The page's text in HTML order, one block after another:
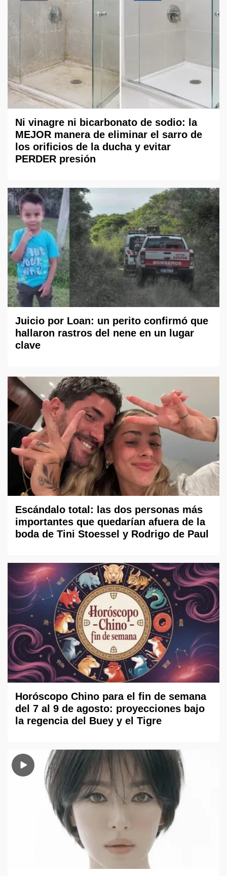
Ni vinagre ni bicarbonato de sodio: la
MEJOR manera de eliminar el sarro de
los orificios de la ducha y evitar
PERDER presión
Juicio por Loan: un perito confirmó que
hallaron rastros del nene en un lugar
clave
Escándalo total: las dos personas más
importantes que quedarían afuera de la
boda de Tini Stoessel y Rodrigo de Paul
Horóscopo Chino para el fin de semana
del 7 al 9 de agosto: proyecciones bajo
la regencia del Buey y el Tigre